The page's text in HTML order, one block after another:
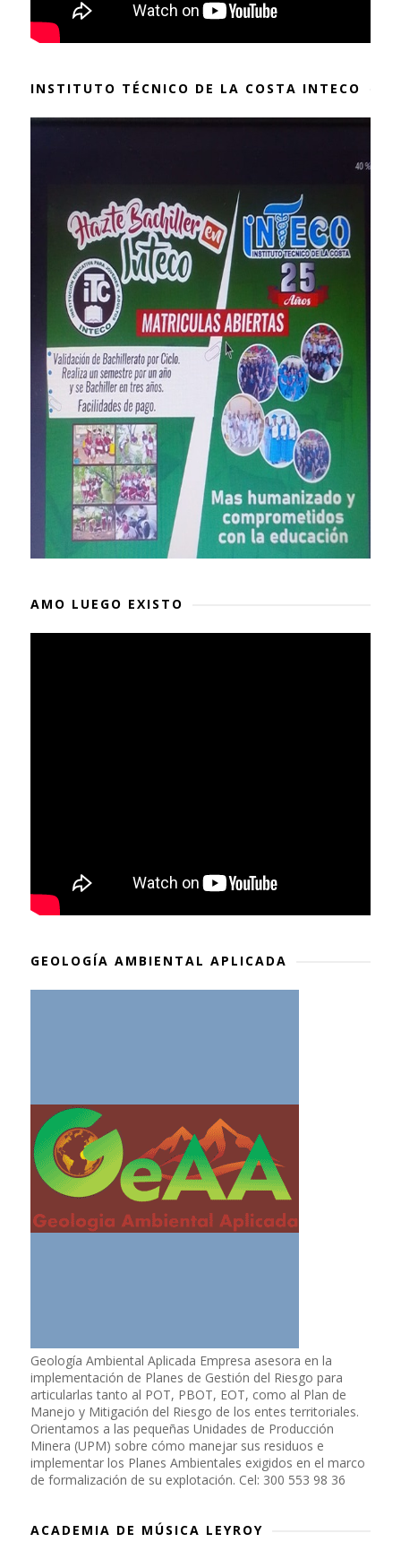
INSTITUTO TÉCNICO DE LA COSTA INTECO
AMO LUEGO EXISTO
GEOLOGÍA AMBIENTAL APLICADA
Geología Ambiental Aplicada Empresa asesora en la
implementación de Planes de Gestión del Riesgo para
articularlas tanto al POT, PBOT, EOT, como al Plan de
Manejo y Mitigación del Riesgo de los entes territoriales.
Orientamos a las pequeñas Unidades de Producción
Minera (UPM) sobre cómo manejar sus residuos e
implementar los Planes Ambientales exigidos en el marco
de formalización de su explotación. Cel: 300 553 98 36
ACADEMIA DE MÚSICA LEYROY